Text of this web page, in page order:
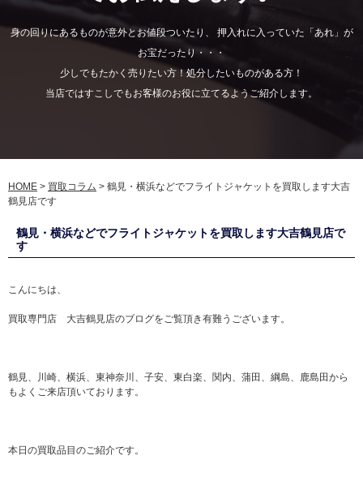
身の回りにあるものが意外とお値段ついたり、 押入れに入っていた「あれ」が
お宝だったり・・・
少しでもたかく売りたい方！処分したいものがある方！
当店ではすこしでもお客様のお役に立てるようご紹介します。
HOME > 買取コラム > 鶴見・横浜などでフライトジャケットを買取します大吉
鶴見店です
鶴見・横浜などでフライトジャケットを買取します大吉鶴見店で
す
こんにちは、
買取専門店 大吉鶴見店のブログをご覧頂き有難うございます。
鶴見、川崎、横浜、東神奈川、子安、東白楽、関内、蒲田、綱島、鹿島田から
もよくご来店頂いております。
本日の買取品目のご紹介です。